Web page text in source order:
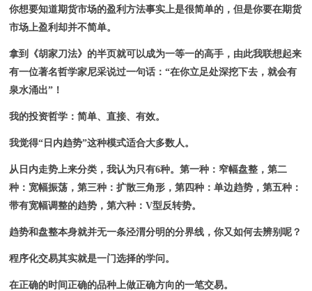
你想要知道期货市场的盈利方法事实上是很简单的，但是你要在期货
市场上盈利却并不简单。
拿到《胡家刀法》的半页就可以成为一等一的高手，由此我联想起来
有一位著名哲学家尼采说过一句话：“在你立足处深挖下去，就会有
泉水涌出”！
我的投资哲学：简单、直接、有效。
我觉得“日内趋势”这种模式适合大多数人。
从日内走势上来分类，我认为只有6种。第一种：窄幅盘整，第二
种：宽幅振荡，第三种：扩散三角形，第四种：单边趋势，第五种：
带有宽幅调整的趋势，第六种：V型反转势。
趋势和盘整本身就并无一条泾渭分明的分界线，你又如何去辨别呢？
程序化交易其实就是一门选择的学问。
在正确的时间正确的品种上做正确方向的一笔交易。